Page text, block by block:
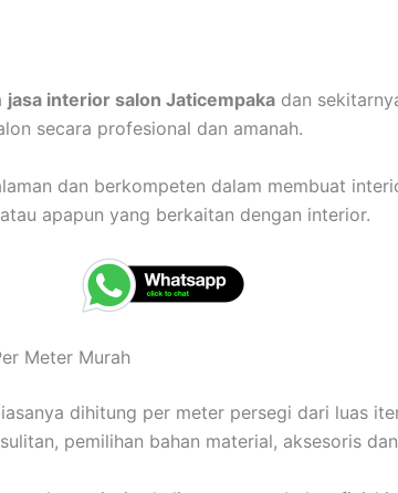
jasa interior salon Jaticempaka dan
secara profesional dan amanah.
dan berkompeten dalam membuat
apapun yang berkaitan dengan interior.
Meter Murah
dihitung per meter persegi dari luas
pemilihan bahan material, aksesoris